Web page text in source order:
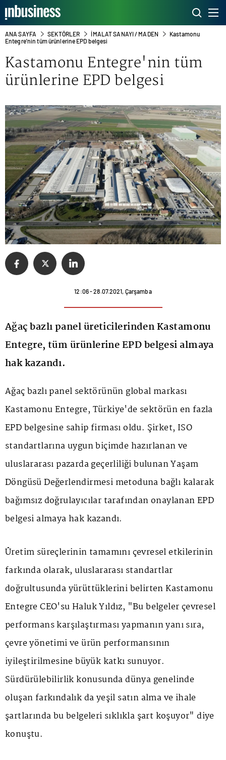
ANA SAYFA SEKTÖRLER İMALAT SANAYI / MADEN
Kastamonu
Entegre'nin tüm ürünlerine EPD belgesi
Kastamonu Entegre'nin tüm
ürünlerine EPD belgesi
12:06 - 28.07.2021, Çarşamba
Ağaç bazlı panel üreticilerinden Kastamonu
Entegre, tüm ürünlerine EPD belgesi almaya
hak kazandı.
Ağaç bazlı panel sektörünün global markası
Kastamonu Entegre, Türkiye'de sektörün en fazla
EPD belgesine sahip firması oldu. Şirket, ISO
standartlarına uygun biçimde hazırlanan ve
uluslararası pazarda geçerliliği bulunan Yaşam
Döngüsü Değerlendirmesi metoduna bağlı kalarak
bağımsız doğrulayıcılar tarafından onaylanan EPD
belgesi almaya hak kazandı.
Üretim süreçlerinin tamamını çevresel etkilerinin
farkında olarak, uluslararası standartlar
doğrultusunda yürüttüklerini belirten Kastamonu
Entegre CEO'su Haluk Yıldız, "Bu belgeler çevresel
performans karşılaştırması yapmanın yanı sıra,
çevre yönetimi ve ürün performansının
iyileştirilmesine büyük katkı sunuyor.
Sürdürülebilirlik konusunda dünya genelinde
oluşan farkındalık da yeşil satın alma ve ihale
şartlarında bu belgeleri sıklıkla şart koşuyor" diye
konuştu.